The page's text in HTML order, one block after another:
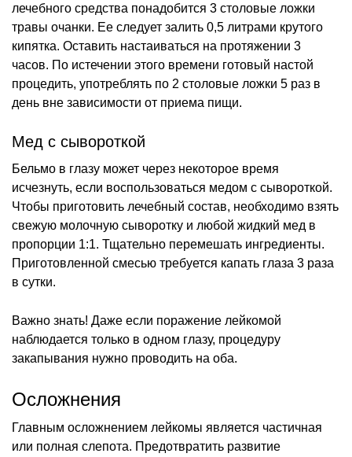
лечебного средства понадобится 3 столовые ложки
травы очанки. Ее следует залить 0,5 литрами крутого
кипятка. Оставить настаиваться на протяжении 3
часов. По истечении этого времени готовый настой
процедить, употреблять по 2 столовые ложки 5 раз в
день вне зависимости от приема пищи.
Мед с сывороткой
Бельмо в глазу может через некоторое время
исчезнуть, если воспользоваться медом с сывороткой.
Чтобы приготовить лечебный состав, необходимо взять
свежую молочную сыворотку и любой жидкий мед в
пропорции 1:1. Тщательно перемешать ингредиенты.
Приготовленной смесью требуется капать глаза 3 раза
в сутки.
Важно знать! Даже если поражение лейкомой
наблюдается только в одном глазу, процедуру
закапывания нужно проводить на оба.
Осложнения
Главным осложнением лейкомы является частичная
или полная слепота. Предотвратить развитие